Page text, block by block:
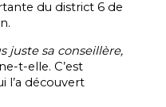
du district 6 de
juste sa conseillère,
t-elle. C’est
l’a découvert